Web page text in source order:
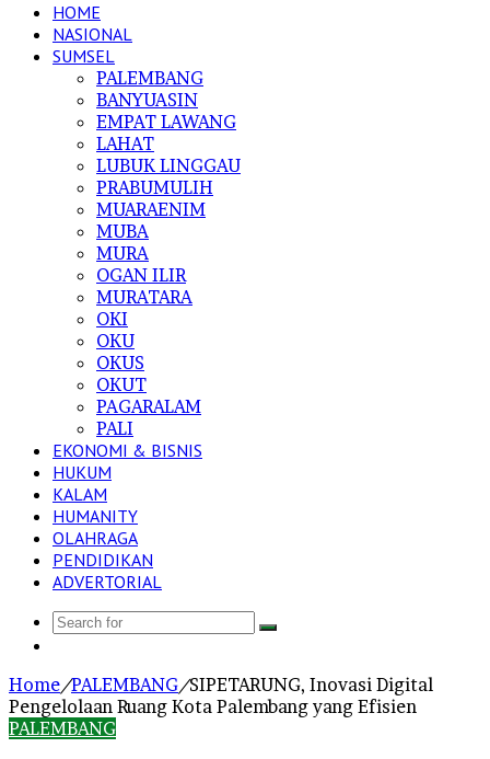
HOME
NASIONAL
SUMSEL
PALEMBANG
BANYUASIN
EMPAT LAWANG
LAHAT
LUBUK LINGGAU
PRABUMULIH
MUARAENIM
MUBA
MURA
OGAN ILIR
MURATARA
OKI
OKU
OKUS
OKUT
PAGARALAM
PALI
EKONOMI & BISNIS
HUKUM
KALAM
HUMANITY
OLAHRAGA
PENDIDIKAN
ADVERTORIAL
Search
Home/PALEMBANG/SIPETARUNG, Inovasi Digital
Pengelolaan Ruang Kota Palembang yang Efisien
PALEMBANG